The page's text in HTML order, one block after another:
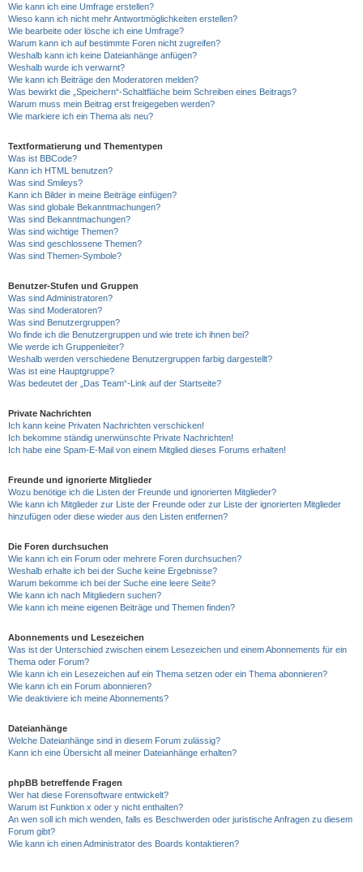
Wie kann ich eine Umfrage erstellen?
Wieso kann ich nicht mehr Antwortmöglichkeiten erstellen?
Wie bearbeite oder lösche ich eine Umfrage?
Warum kann ich auf bestimmte Foren nicht zugreifen?
Weshalb kann ich keine Dateianhänge anfügen?
Weshalb wurde ich verwarnt?
Wie kann ich Beiträge den Moderatoren melden?
Was bewirkt die „Speichern“-Schaltfläche beim Schreiben eines Beitrags?
Warum muss mein Beitrag erst freigegeben werden?
Wie markiere ich ein Thema als neu?
Textformatierung und Thementypen
Was ist BBCode?
Kann ich HTML benutzen?
Was sind Smileys?
Kann ich Bilder in meine Beiträge einfügen?
Was sind globale Bekanntmachungen?
Was sind Bekanntmachungen?
Was sind wichtige Themen?
Was sind geschlossene Themen?
Was sind Themen-Symbole?
Benutzer-Stufen und Gruppen
Was sind Administratoren?
Was sind Moderatoren?
Was sind Benutzergruppen?
Wo finde ich die Benutzergruppen und wie trete ich ihnen bei?
Wie werde ich Gruppenleiter?
Weshalb werden verschiedene Benutzergruppen farbig dargestellt?
Was ist eine Hauptgruppe?
Was bedeutet der „Das Team“-Link auf der Startseite?
Private Nachrichten
Ich kann keine Privaten Nachrichten verschicken!
Ich bekomme ständig unerwünschte Private Nachrichten!
Ich habe eine Spam-E-Mail von einem Mitglied dieses Forums erhalten!
Freunde und ignorierte Mitglieder
Wozu benötige ich die Listen der Freunde und ignorierten Mitglieder?
Wie kann ich Mitglieder zur Liste der Freunde oder zur Liste der ignorierten Mitglieder
hinzufügen oder diese wieder aus den Listen entfernen?
Die Foren durchsuchen
Wie kann ich ein Forum oder mehrere Foren durchsuchen?
Weshalb erhalte ich bei der Suche keine Ergebnisse?
Warum bekomme ich bei der Suche eine leere Seite?
Wie kann ich nach Mitgliedern suchen?
Wie kann ich meine eigenen Beiträge und Themen finden?
Abonnements und Lesezeichen
Was ist der Unterschied zwischen einem Lesezeichen und einem Abonnements für ein
Thema oder Forum?
Wie kann ich ein Lesezeichen auf ein Thema setzen oder ein Thema abonnieren?
Wie kann ich ein Forum abonnieren?
Wie deaktiviere ich meine Abonnements?
Dateianhänge
Welche Dateianhänge sind in diesem Forum zulässig?
Kann ich eine Übersicht all meiner Dateianhänge erhalten?
phpBB betreffende Fragen
Wer hat diese Forensoftware entwickelt?
Warum ist Funktion x oder y nicht enthalten?
An wen soll ich mich wenden, falls es Beschwerden oder juristische Anfragen zu diesem
Forum gibt?
Wie kann ich einen Administrator des Boards kontaktieren?